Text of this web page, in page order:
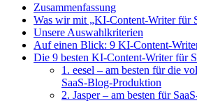
Zusammenfassung
Was wir mit „KI-Content-Writer für
Unsere Auswahlkriterien
Auf einen Blick: 9 KI-Content-
Die 9 besten KI-Content-Writer für
1. eesel – am besten für die
SaaS-Blog-Produktion
2. Jasper – am besten für